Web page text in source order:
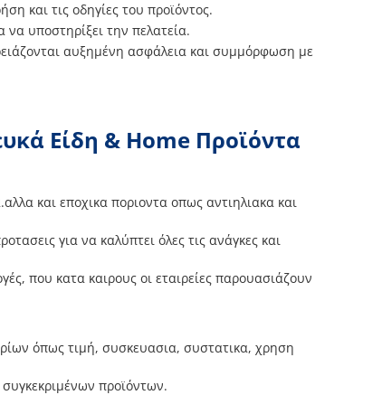
και τις οδηγίες του προϊόντος.
να υποστηρίξει την πελατεία.
αυξημένη ασφάλεια και συμμόρφωση με
Είδη & Home Προϊόντα
και εποχικα ποριοντα οπως αντιηλιακα και
για να καλύπτει όλες τις ανάγκες και
που κατα καιρους οι εταιρείες παρουασιάζουν
όπως τιμή, συσκευασια, συστατικα, χρηση
προϊόντων.